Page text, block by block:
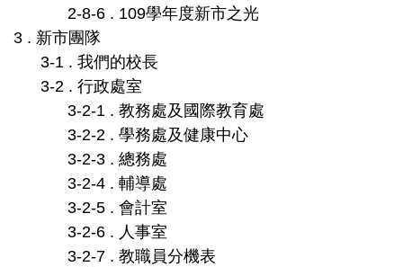
2-8-6 . 109學年度新市之光
3 . 新市團隊
3-1 . 我們的校長
3-2 . 行政處室
3-2-1 . 教務處及國際教育處
3-2-2 . 學務處及健康中心
3-2-3 . 總務處
3-2-4 . 輔導處
3-2-5 . 會計室
3-2-6 . 人事室
3-2-7 . 教職員分機表